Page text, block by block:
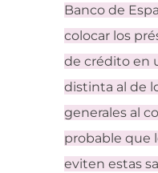
Banco de
colocar los
de crédito en
distinta al de
generales al
probable que
eviten estas